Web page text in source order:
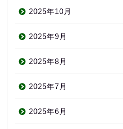
2025年10月
2025年9月
2025年8月
2025年7月
2025年6月